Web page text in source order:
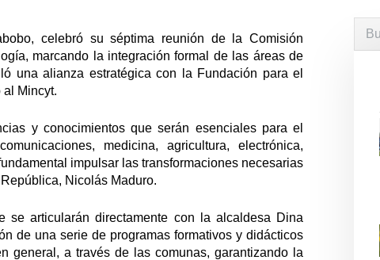
celebró su séptima reunión de la Comisión
marcando la integración formal de las áreas de
una alianza estratégica con la Fundación para el
Mincyt.
y conocimientos que serán esenciales para el
medicina, agricultura, electrónica,
impulsar las transformaciones necesarias
Nicolás Maduro.
se articularán directamente con la alcaldesa Dina
de una serie de programas formativos y didácticos
general, a través de las comunas, garantizando la